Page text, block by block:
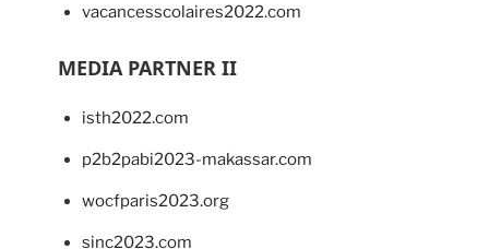
vacancesscolaires2022.com
MEDIA PARTNER II
isth2022.com
p2b2pabi2023-makassar.com
wocfparis2023.org
sinc2023.com